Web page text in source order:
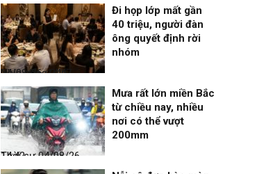
Nhịp sống 24h
04/08/26, 14:47
Đi họp lớp mất gần
40 triệu, người đàn
ông quyết định rời
nhóm
Thời sự
04/08/26, 14:42
Mưa rất lớn miền Bắc
từ chiều nay, nhiều
nơi có thể vượt
200mm